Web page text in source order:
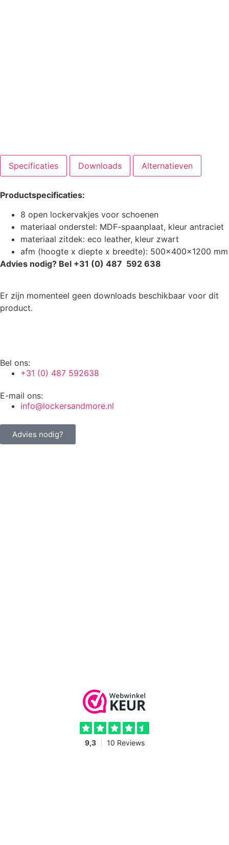
Specificaties Downloads Alternatieven
Productspecificaties:
8 open lockervakjes voor schoenen
materiaal onderstel: MDF-spaanplaat, kleur antraciet
materiaal zitdek: eco leather, kleur zwart
afm (hoogte x diepte x breedte): 500x400x1200 mm
Advies nodig? Bel +31 (0) 487 592 638
Er zijn momenteel geen downloads beschikbaar voor dit
product.
Bel ons:
+31 (0) 487 592638
E-mail ons:
info@lockersandmore.nl
Advies nodig?